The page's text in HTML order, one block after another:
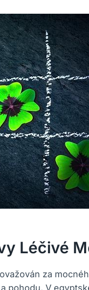
Léčivé
za
pohodu. V